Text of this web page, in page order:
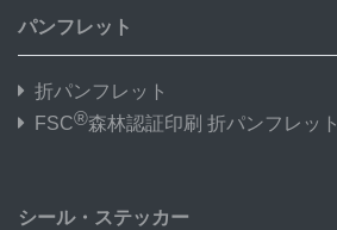
パンフレット
折パンフレット
FSC®森林認証印刷 折パンフレット
シール・ステッカー